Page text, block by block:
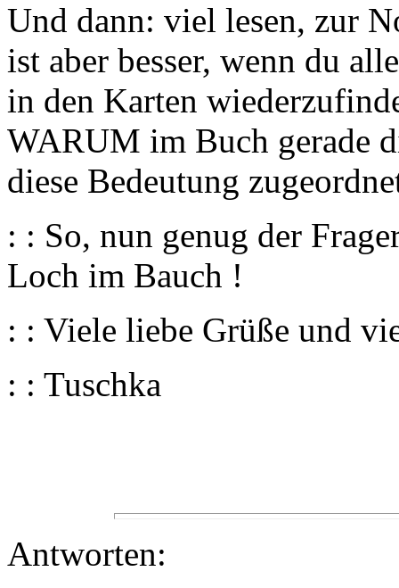
Und dann: viel lesen, zur
ist aber besser, wenn du
in den Karten
WARUM im Buch gerade
diese Bedeutung
: : So, nun genug der
Loch im Bauch !
: : Viele liebe Grüße und
: : Tuschka
Antworten: